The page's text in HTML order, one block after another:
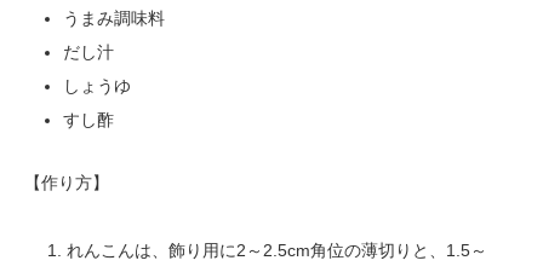
うまみ調味料
だし汁
しょうゆ
すし酢
【作り方】
れんこんは、飾り用に2～2.5cm角位の薄切りと、1.5～